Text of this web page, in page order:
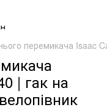
перемикача Isaac
| гак на